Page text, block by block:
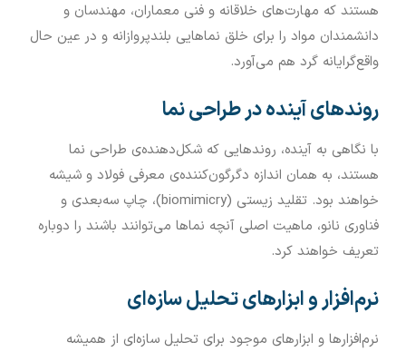
هستند که مهارت‌های خلاقانه و فنی معماران، مهندسان و
دانشمندان مواد را برای خلق نماهایی بلندپروازانه و در عین حال
واقع‌گرایانه گرد هم می‌آورد.
روندهای آینده در طراحی نما
با نگاهی به آینده، روندهایی که شکل‌دهنده‌ی طراحی نما
هستند، به همان اندازه دگرگون‌کننده‌ی معرفی فولاد و شیشه
خواهند بود. تقلید زیستی (biomimicry)، چاپ سه‌بعدی و
فناوری نانو، ماهیت اصلی آنچه نماها می‌توانند باشند را دوباره
تعریف خواهند کرد.
نرم‌افزار و ابزارهای تحلیل سازه‌ای
نرم‌افزارها و ابزارهای موجود برای تحلیل سازه‌ای از همیشه